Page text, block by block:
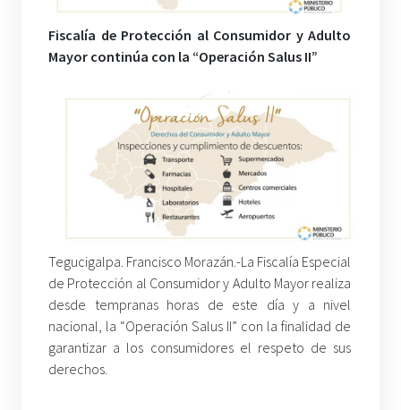
Fiscalía de Protección al Consumidor y Adulto
Mayor continúa con la “Operación Salus II”
Tegucigalpa. Francisco Morazán.-La Fiscalía Especial
de Protección al Consumidor y Adulto Mayor realiza
desde tempranas horas de este día y a nivel
nacional, la “Operación Salus II” con la finalidad de
garantizar a los consumidores el respeto de sus
derechos.